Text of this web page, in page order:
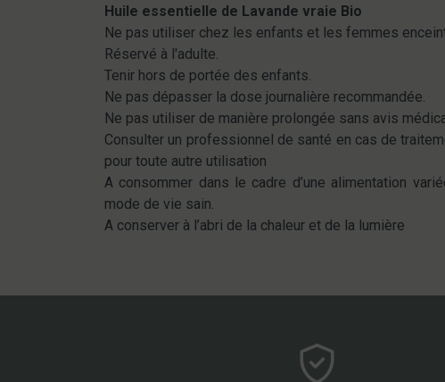
Huile essentielle de Lavande vraie Bio
Ne pas utiliser chez les enfants et les femmes
Réservé à l'adulte.
Tenir hors de portée des enfants.
Ne pas dépasser la dose journalière recommandée.
Ne pas utiliser de manière prolongée sans avis
Consulter un professionnel de santé en cas de
pour toute autre utilisation
A consommer dans le cadre d’une alimentation
mode de vie sain.
A conserver à l’abri de la chaleur et de la lumière